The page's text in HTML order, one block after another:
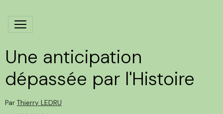
Une anticipation
dépassée par l'Histoire
Par Thierry LEDRU